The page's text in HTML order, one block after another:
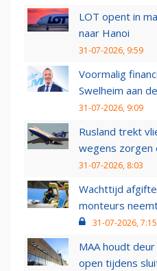
LOT opent in
naar Hanoi
31-07-2026, 9:59
Voormalig
Swelheim aan
31-07-2026, 9:09
Rusland trekt
wegens zorgen
31-07-2026, 8:03
Wachttijd
monteurs
31-07-2026, 7:15
MAA houdt
open tijdens